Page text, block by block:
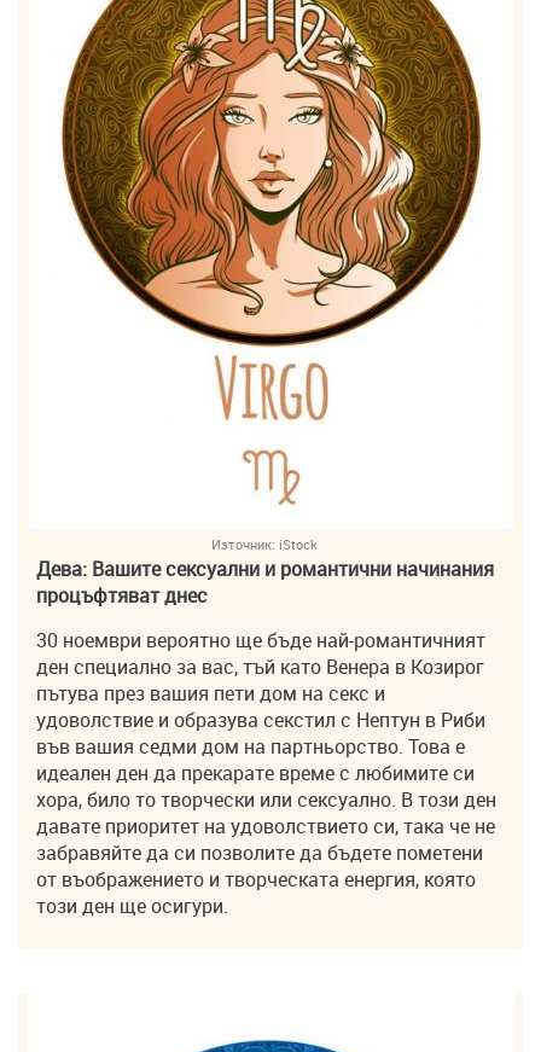
Източник: iStock
Дева: Вашите сексуални и романтични начинания
процъфтяват днес
30 ноември вероятно ще бъде най-романтичният
ден специално за вас, тъй като Венера в Козирог
пътува през вашия пети дом на секс и
удоволствие и образува секстил с Нептун в Риби
във вашия седми дом на партньорство. Това е
идеален ден да прекарате време с любимите си
хора, било то творчески или сексуално. В този ден
давате приоритет на удоволствието си, така че не
забравяйте да си позволите да бъдете пометени
от въображението и творческата енергия, която
този ден ще осигури.